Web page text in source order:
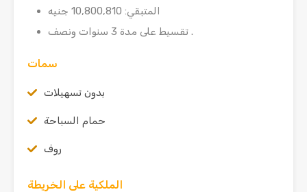
المتبقي: 10,800,810 جنيه
تقسيط على مدة 3 سنوات ونصف .
سمات
بدون تسهيلات
حمام السباحة
روف
الملكية على الخريطة